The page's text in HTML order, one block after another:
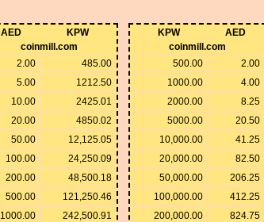
AED
KPW
coinmill.com
2.00
485.00
5.00
1212.50
10.00
2425.01
20.00
4850.02
50.00
12,125.05
100.00
24,250.09
200.00
48,500.18
500.00
121,250.46
1000.00
242,500.91
KPW
AED
coinmill.com
500.00
2.00
1000.00
4.00
2000.00
8.25
5000.00
20.50
10,000.00
41.25
20,000.00
82.50
50,000.00
206.25
100,000.00
412.25
200,000.00
824.75